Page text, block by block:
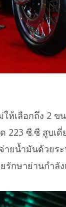
ห้เลือกถึง 2 ข
223 ซี.ซี สูบเดี่
ยน้ำมันด้วยระ
รักษาย่านกำลั